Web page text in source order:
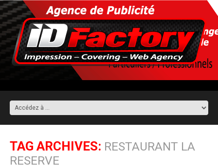
TAG ARCHIVES: RESTAURANT LA
RESERVE